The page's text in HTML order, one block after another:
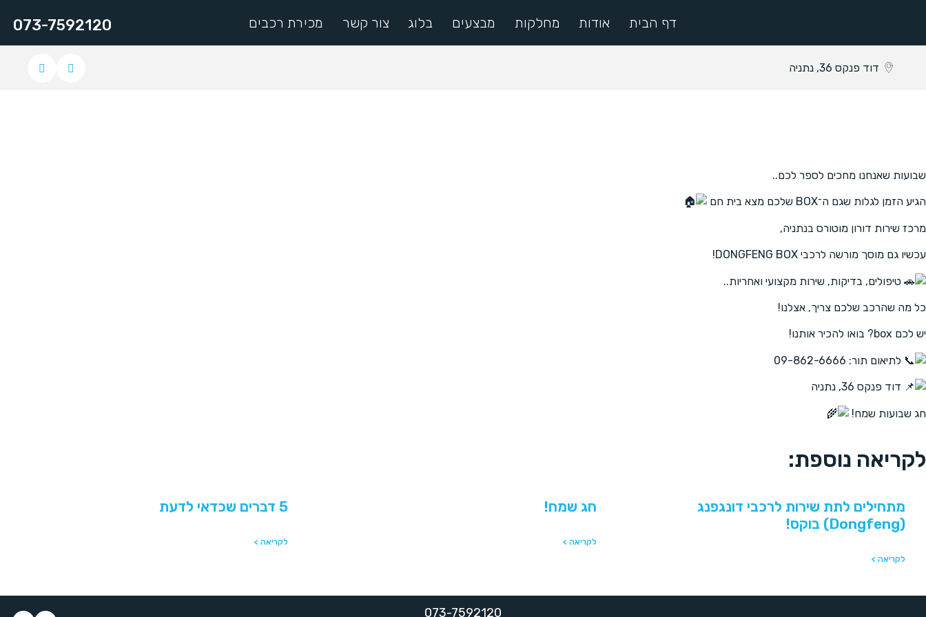
דף הבית אודות מחלקות מבצעים בלוג צור קשר מכירת רכבים 073-7592120
דוד פנקס 36, נתניה
שבועות שאנחנו מחכים לספר לכם..
הגיע הזמן לגלות שגם ה־BOX שלכם מצא בית חם
מרכז שירות דורון מוטורס בנתניה,
עכשיו גם מוסך מורשה לרכבי DONGFENG BOX!
טיפולים, בדיקות, שירות מקצועי ואחריות..
כל מה שהרכב שלכם צריך, אצלנו!
יש לכם box? בואו להכיר אותנו!
לתיאום תור: 09-862-6666
דוד פנקס 36, נתניה
חג שבועות שמח!
לקריאה נוספת:
מתחילים לתת שירות לרכבי דונגפנג
(Dongfeng) בוקס!
לקריאה >
חג שמח!
לקריאה >
5 דברים שכדאי לדעת
לקריאה >
073-7592120